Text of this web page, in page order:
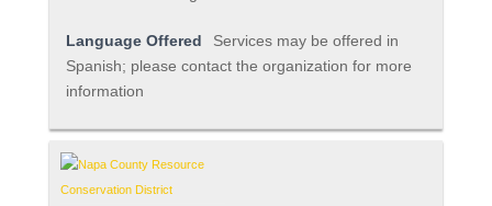
Language Offered
Services may be offered in
Spanish; please contact the organization for more
information